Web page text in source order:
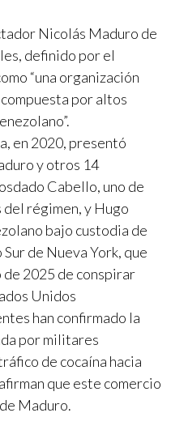
Nicolás Maduro de
definido por el
“una organización
por altos
en 2020, presentó
y otros 14
Cabello, uno de
del régimen, y Hugo
bajo custodia de
de Nueva York, que
2025 de conspirar
Unidos
han confirmado la
por militares
de cocaína hacia
que este comercio
Maduro.